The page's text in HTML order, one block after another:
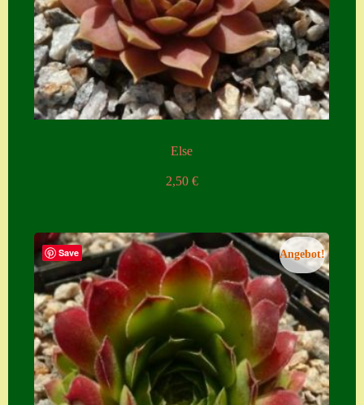
Else
2,50 €
Save Angebot!